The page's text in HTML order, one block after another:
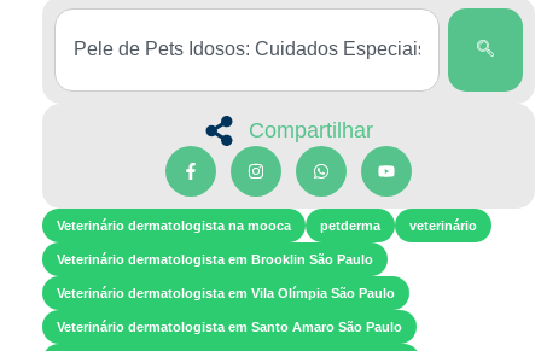
Compartilhar
Veterinário dermatologista na mooca petderma veterinário
Veterinário dermatologista em Brooklin São Paulo
Veterinário dermatologista em Vila Olímpia São Paulo
Veterinário dermatologista em Santo Amaro São Paulo